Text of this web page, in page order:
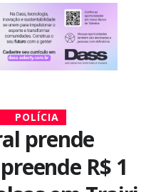
POLÍCIA
prende
R$ 1